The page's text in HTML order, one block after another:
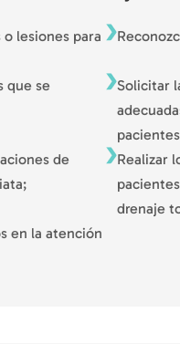
lesiones para
que se
Solicitar
de
Realizar
drenaje
en la atención